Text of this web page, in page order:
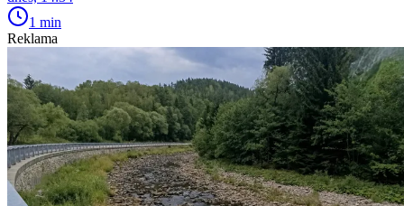
1 min
Reklama